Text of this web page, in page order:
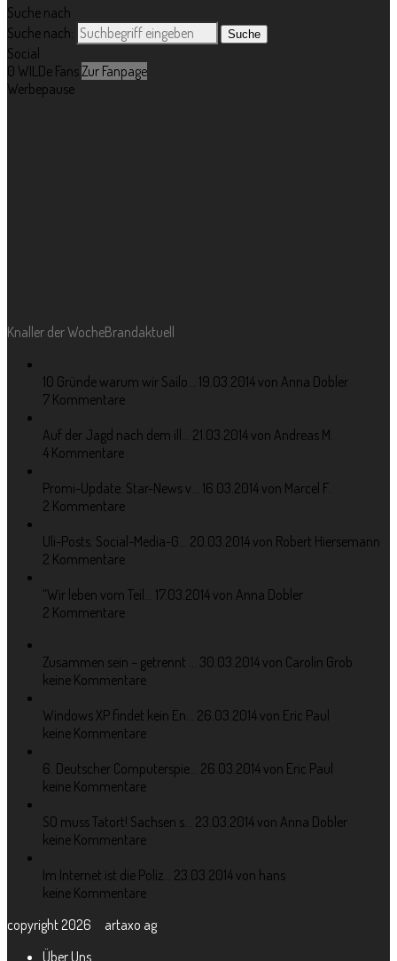
Suche nach
Suche nach:
Social
0 WILDe FansZur Fanpage
Werbepause
Knaller der WocheBrandaktuell
10 Gründe warum wir Sailo...
19.03.2014 von Anna Dobler
7 Kommentare
Auf der Jagd nach dem ill...
21.03.2014 von Andreas M.
4 Kommentare
Promi-Update: Star-News v...
16.03.2014 von Marcel F.
2 Kommentare
Uli-Posts: Social-Media-G...
20.03.2014 von Robert Hiersemann
2 Kommentare
“Wir leben vom Teil...
17.03.2014 von Anna Dobler
2 Kommentare
Zusammen sein – getrennt ...
30.03.2014 von Carolin Grob
keine Kommentare
Windows XP findet kein En...
26.03.2014 von Eric Paul
keine Kommentare
6. Deutscher Computerspie...
26.03.2014 von Eric Paul
keine Kommentare
SO muss Tatort! Sachsen s...
23.03.2014 von Anna Dobler
keine Kommentare
Im Internet ist die Poliz...
23.03.2014 von hans
keine Kommentare
copyright 2026 artaxo ag
Über Uns